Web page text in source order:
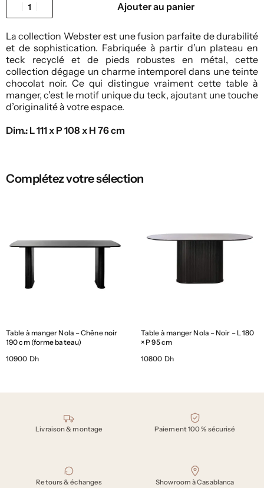
Ajouter au panier
La collection Webster est une fusion parfaite de durabilité
et de sophistication. Fabriquée à partir d’un plateau en
teck recyclé et de pieds robustes en métal, cette
collection dégage un charme intemporel dans une teinte
chocolat noir. Ce qui distingue vraiment cette table à
manger, c’est le motif unique du teck, ajoutant une touche
d’originalité à votre espace.
Dim.: L 111 x P 108 x H 76 cm
Complétez votre sélection
Table à manger Nola – Chêne noir
190 cm (forme bateau)
10900 Dh
Table à manger Nola – Noir – L 180
× P 95 cm
10800 Dh
Nos engagements
Livraison & montage Paiement 100 % sécurisé
Retours & échanges Showroom à Casablanca